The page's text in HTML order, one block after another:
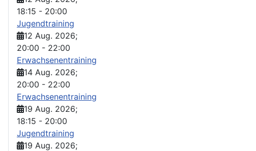
18:15 - 20:00
Jugendtraining
12 Aug. 2026;
20:00 - 22:00
Erwachsenentraining
14 Aug. 2026;
20:00 - 22:00
Erwachsenentraining
19 Aug. 2026;
18:15 - 20:00
Jugendtraining
19 Aug. 2026;